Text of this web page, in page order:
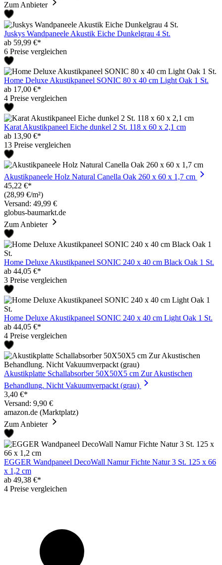
Zum Anbieter
Juskys Wandpaneele Akustik Eiche Dunkelgrau 4 St.
ab 59,99 €*
6 Preise vergleichen
Home Deluxe Akustikpaneel SONIC 80 x 40 cm Light Oak 1 St.
ab 17,00 €*
4 Preise vergleichen
Karat Akustikpaneel Eiche dunkel 2 St. 118 x 60 x 2,1 cm
ab 13,90 €*
13 Preise vergleichen
Akustikpaneele Holz Natural Canella Oak 260 x 60 x 1,7 cm
45,22 €*
(28,99 €/m²)
Versand: 49,99 €
globus-baumarkt.de
Zum Anbieter
Home Deluxe Akustikpaneel SONIC 240 x 40 cm Black Oak 1 St.
ab 44,05 €*
3 Preise vergleichen
Home Deluxe Akustikpaneel SONIC 240 x 40 cm Light Oak 1 St.
ab 44,05 €*
4 Preise vergleichen
Akustikplatte Schallabsorber 50X50X5 cm Zur Akustischen
Behandlung. Nicht Vakuumverpackt (grau)
3,40 €*
Versand: 9,90 €
amazon.de (Marktplatz)
Zum Anbieter
EGGER Wandpaneel DecoWall Namur Fichte Natur 3 St. 125 x 66
x 1,2 cm
ab 49,38 €*
4 Preise vergleichen